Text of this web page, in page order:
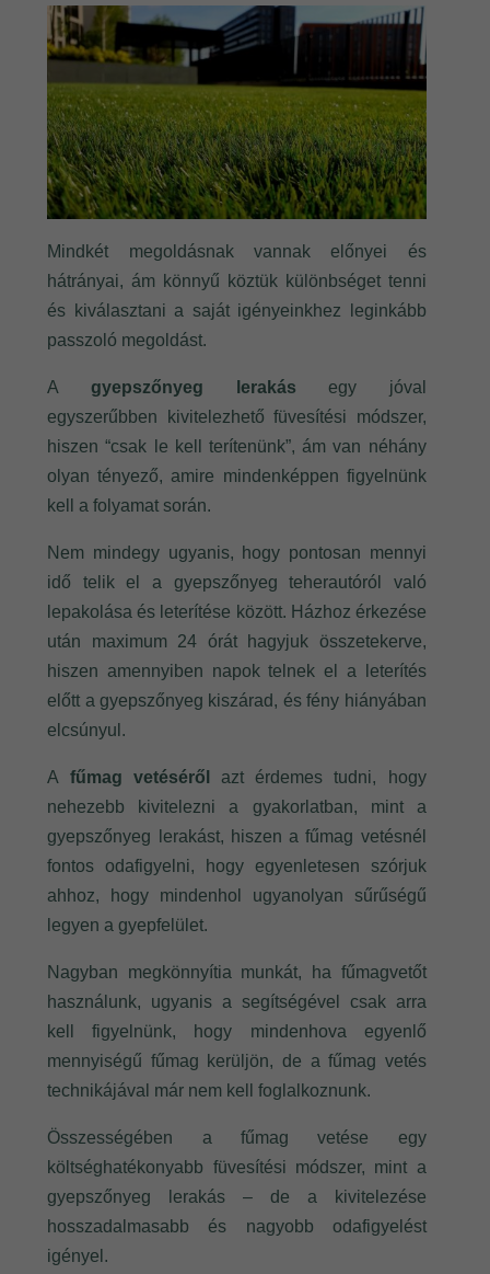
Mindkét megoldásnak vannak előnyei és
hátrányai, ám könnyű köztük különbséget tenni
és kiválasztani a saját igényeinkhez leginkább
passzoló megoldást.
A gyepszőnyeg lerakás egy jóval
egyszerűbben kivitelezhető füvesítési módszer,
hiszen “csak le kell terítenünk”, ám van néhány
olyan tényező, amire mindenképpen figyelnünk
kell a folyamat során.
Nem mindegy ugyanis, hogy pontosan mennyi
idő telik el a gyepszőnyeg teherautóról való
lepakolása és leterítése között. Házhoz érkezése
után maximum 24 órát hagyjuk összetekerve,
hiszen amennyiben napok telnek el a leterítés
előtt a gyepszőnyeg kiszárad, és fény hiányában
elcsúnyul.
A fűmag vetéséről
azt érdemes tudni, hogy
nehezebb kivitelezni a gyakorlatban, mint a
gyepszőnyeg lerakást, hiszen a fűmag vetésnél
fontos odafigyelni, hogy egyenletesen szórjuk
ahhoz, hogy mindenhol ugyanolyan sűrűségű
legyen a gyepfelület.
Nagyban megkönnyítia munkát, ha fűmagvetőt
használunk, ugyanis a segítségével csak arra
kell figyelnünk, hogy mindenhova egyenlő
mennyiségű fűmag kerüljön, de a fűmag vetés
technikájával már nem kell foglalkoznunk.
Összességében a fűmag vetése egy
költséghatékonyabb füvesítési módszer, mint a
gyepszőnyeg lerakás – de a kivitelezése
hosszadalmasabb és nagyobb odafigyelést
igényel.